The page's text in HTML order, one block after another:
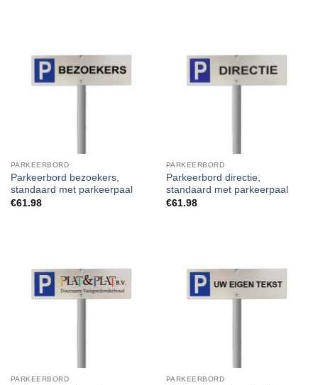
PARKEERBORD
Parkeerbord bezoekers,
standaard met parkeerpaal
€61.98
PARKEERBORD
Parkeerbord directie,
standaard met parkeerpaal
€61.98
PARKEERBORD PARKEERBORD